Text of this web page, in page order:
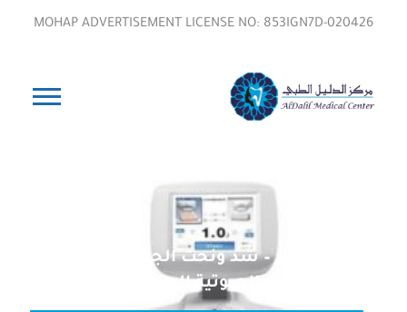
MOHAP ADVERTISEMENT LICENSE NO: 853IGN7D-020426
ألترافورمر – شد ونحت الجسم بالموجات
الصوتية المركزة